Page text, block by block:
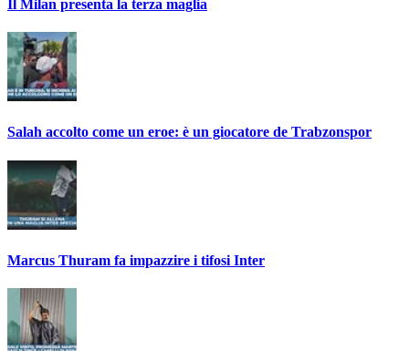
Il Milan presenta la terza maglia
Salah accolto come un eroe: è un giocatore de Trabzonspor
Marcus Thuram fa impazzire i tifosi Inter